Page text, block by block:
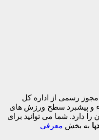
اداره کل
سطح ورزش های
می توانید برای
معرفی